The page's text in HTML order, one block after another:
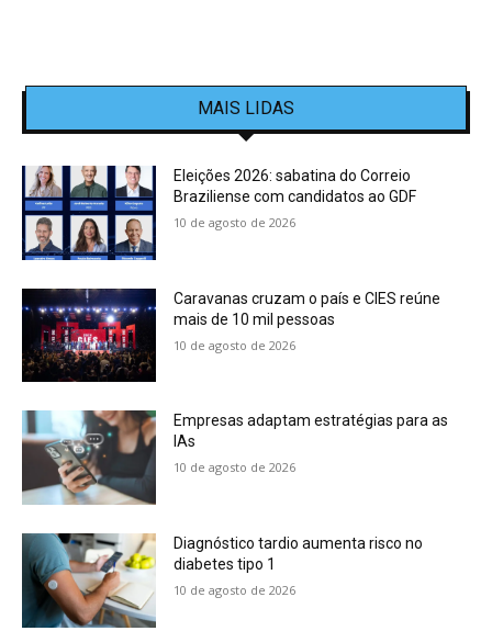
MAIS LIDAS
Eleições 2026: sabatina do Correio
Braziliense com candidatos ao GDF
10 de agosto de 2026
Caravanas cruzam o país e CIES reúne
mais de 10 mil pessoas
10 de agosto de 2026
Empresas adaptam estratégias para as
IAs
10 de agosto de 2026
Diagnóstico tardio aumenta risco no
diabetes tipo 1
10 de agosto de 2026